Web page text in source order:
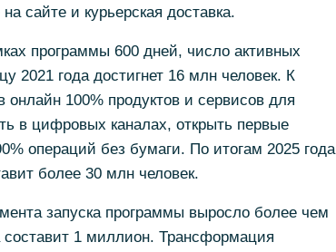
сайте и курьерская доставка.
программы 600 дней, число активных
2021 года достигнет 16 млн человек. К
онлайн 100% продуктов и сервисов для
в цифровых каналах, открыть первые
операций без бумаги. По итогам 2025 года
более 30 млн человек.
запуска программы выросло более чем
составит 1 миллион. Трансформация